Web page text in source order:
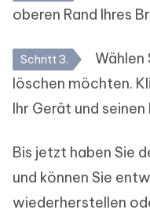
oberen Rand Ihres
Schritt 3.
Wählen
löschen möchten.
Ihr Gerät und
Bis jetzt haben Sie
und können Sie
wiederherstellen